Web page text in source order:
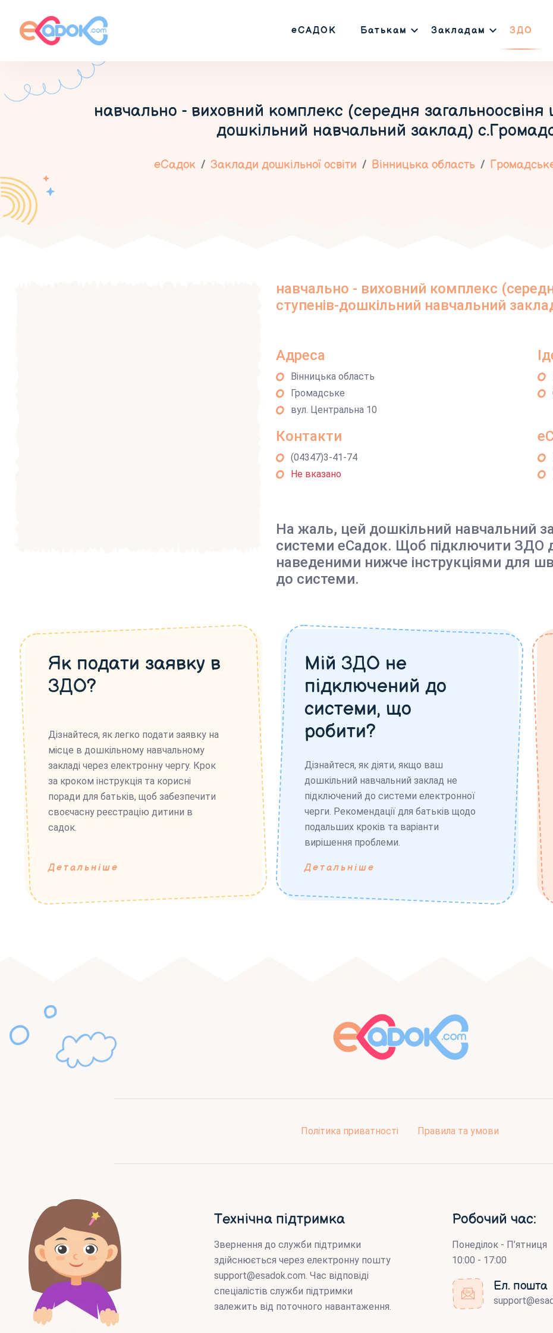
еСАДОК Батькам Закладам ЗДО
навчально - виховний комплекс (середня загальноосвіня
дошкільний навчальний заклад)
еСадок Заклади дошкільної освіти Вінницька область
навчально - виховний комплекс
ступенів-дошкільний навчальний
Адреса
Вінницька область
Громадське
вул. Центральна 10
Контакти
(04347)3-41-74
Не вказано
На жаль, цей дошкільний навчальний
системи еСадок. Щоб підключити ЗДО
наведеними нижче інструкціями для
до системи.
Як подати заявку в
ЗДО?
Дізнайтеся, як легко подати заявку на
місце в дошкільному навчальному
закладі через електронну чергу. Крок
за кроком інструкція та корисні
поради для батьків, щоб забезпечити
своєчасну реєстрацію дитини в
садок.
Детальніше
Мій ЗДО не
підключений до
системи, що
робити?
Дізнайтеся, як діяти, якщо ваш
дошкільний навчальний заклад не
підключений до системи електронної
черги. Рекомендації для батьків щодо
подальших кроків та варіанти
вирішення проблеми.
Детальніше
Політика приватності Правила та умови
Технічна підтримка
Звернення до служби підтримки
здійснюється через електронну пошту
support@esadok.com. Час відповіді
спеціалістів служби підтримки
залежить від поточного навантаження.
Робочий час:
Понеділок - П’ятниця
10:00 - 17:00
Ел. пошта